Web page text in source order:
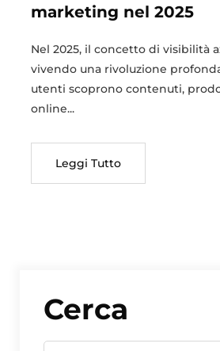
marketing nel 2025
Nel 2025, il concetto di visibilità
vivendo una rivoluzione
utenti scoprono contenuti,
online...
Leggi Tutto
Cerca